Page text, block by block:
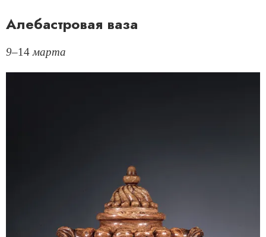
Алебастровая ваза
9–14марта